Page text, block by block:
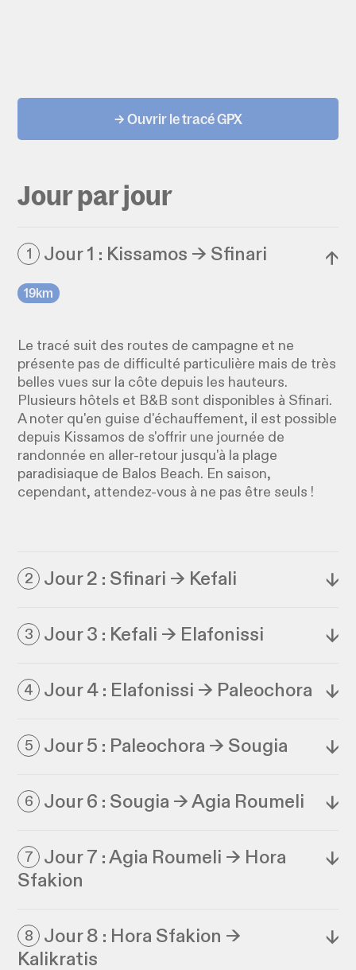
→ Ouvrir le tracé GPX
Jour par jour
1 Jour 1 : Kissamos → Sfinari ↓
19km
Le tracé suit des routes de campagne et ne
présente pas de difficulté particulière mais de très
belles vues sur la côte depuis les hauteurs.
Plusieurs hôtels et B&B sont disponibles à Sfinari.
A noter qu'en guise d'échauffement, il est possible
depuis Kissamos de s'offrir une journée de
randonnée en aller-retour jusqu'à la plage
paradisiaque de Balos Beach. En saison,
cependant, attendez-vous à ne pas être seuls !
2 Jour 2 : Sfinari → Kefali ↓
3 Jour 3 : Kefali → Elafonissi ↓
4 Jour 4 : Elafonissi → Paleochora ↓
5 Jour 5 : Paleochora → Sougia ↓
6 Jour 6 : Sougia → Agia Roumeli ↓
7
Jour 7 : Agia Roumeli → Hora
Sfakion
↓
8
Jour 8 : Hora Sfakion →
Kalikratis
↓